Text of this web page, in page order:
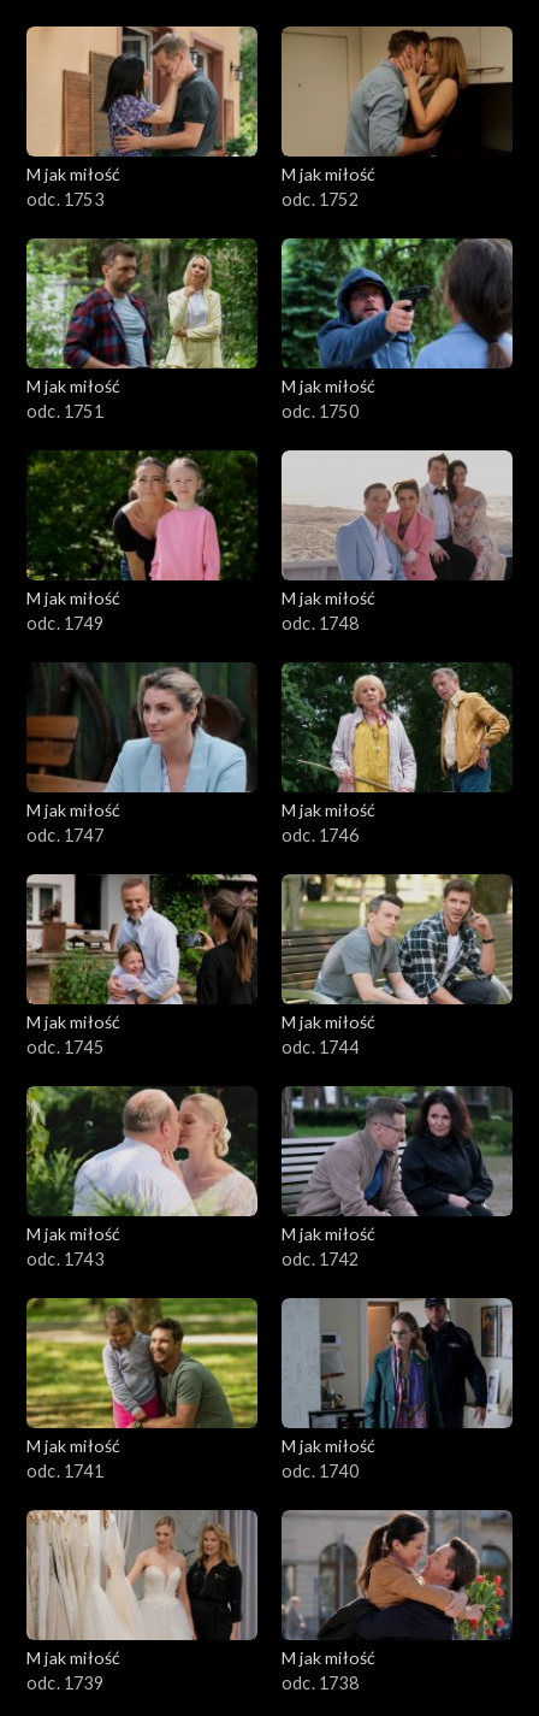
M jak miłość
odc. 1753
M jak miłość
odc. 1752
M jak miłość
odc. 1751
M jak miłość
odc. 1750
M jak miłość
odc. 1749
M jak miłość
odc. 1748
M jak miłość
odc. 1747
M jak miłość
odc. 1746
M jak miłość
odc. 1745
M jak miłość
odc. 1744
M jak miłość
odc. 1743
M jak miłość
odc. 1742
M jak miłość
odc. 1741
M jak miłość
odc. 1740
M jak miłość
odc. 1739
M jak miłość
odc. 1738